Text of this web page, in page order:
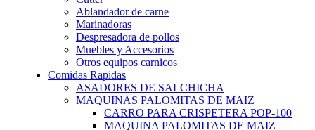
Ablandador de carne
Marinadoras
Despresadora de pollos
Muebles y Accesorios
Otros equipos carnicos
Comidas Rapidas
ASADORES DE SALCHICHA
MAQUINAS PALOMITAS DE MAIZ
CARRO PARA CRISPETERA POP-100
MAQUINA PALOMITAS DE MAIZ